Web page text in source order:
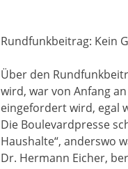
Rundfunkbeitrag: Kein
Über den
wird, war von Anfang
eingefordert wird, egal
Die Boulevardpresse
Haushalte“, anderswo
Dr. Hermann Eicher,